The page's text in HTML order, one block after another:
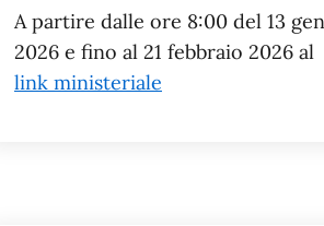
A partire dalle ore 8:00 del 13
2026 e fino al 21 febbraio 2026 al
link ministeriale